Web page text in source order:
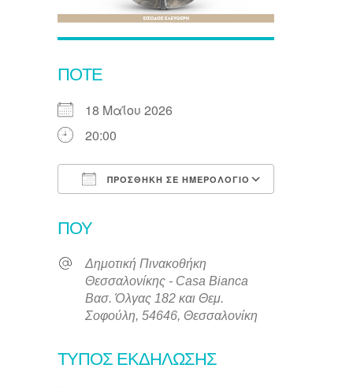
ΠΌΤΕ
18 Μαΐου 2026
20:00
ΠΡΟΣΘΉΚΗ ΣΕ ΗΜΕΡΟΛΌΓΙΟ
ΠΟΎ
Δημοτική Πινακοθήκη
Θεσσαλονίκης - Casa Bianca
Βασ. Όλγας 182 και Θεμ.
Σοφούλη, 54646, Θεσσαλονίκη
ΤΎΠΟΣ ΕΚΔΉΛΩΣΗΣ